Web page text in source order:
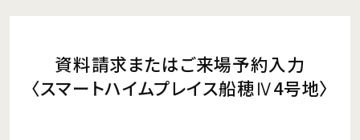
資料請求またはご来場予約入力
〈スマートハイムプレイス船穂Ⅳ4号地〉